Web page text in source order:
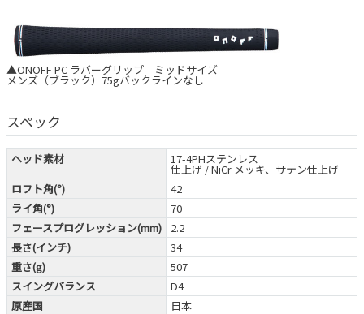
▲ONOFF PC ラバーグリップ ミッドサイズ
メンズ（ブラック）75gバックラインなし
スペック
ヘッド素材 17-4PHステンレス
仕上げ / NiCr メッキ、サテン仕上げ
ロフト角(°)
42
ライ角(°)
70
フェースプログレッション(mm)
2.2
長さ(インチ)
34
重さ(g)
507
スイングバランス
D4
原産国
日本